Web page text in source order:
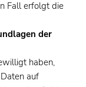
Fall erfolgt die
der
haben,
auf